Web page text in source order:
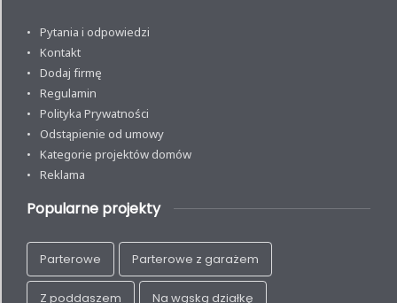
Pytania i odpowiedzi
Kontakt
Dodaj firmę
Regulamin
Polityka Prywatności
Odstąpienie od umowy
Kategorie projektów domów
Reklama
Popularne projekty
Parterowe Parterowe z garażem
Z poddaszem Na wąską działkę